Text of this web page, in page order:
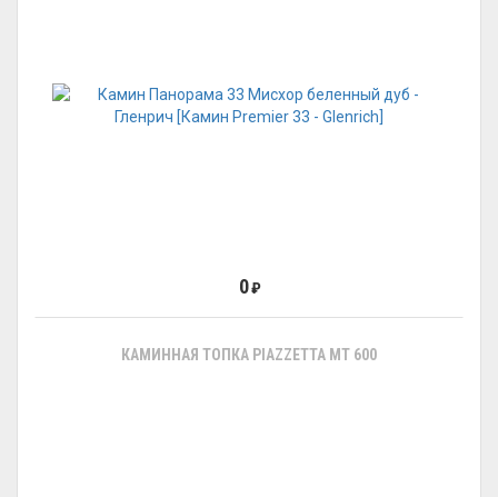
0₽
КАМИННАЯ ТОПКА PIAZZETTA MT 600